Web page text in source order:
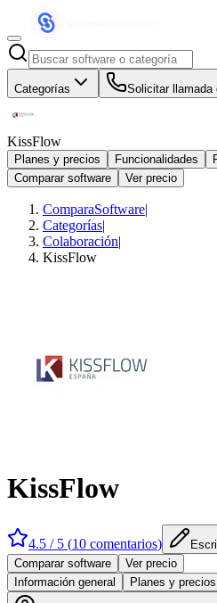
Categorías Solicitar llamada
KissFlow
Planes y precios Funcionalidades
Comparar software
Ver precio
ComparaSoftware|
Categorías|
Colaboración|
KissFlow
KissFlow
4.5 / 5 (10 comentarios)
Comparar software
Ver precio
Información general
Planes y precios